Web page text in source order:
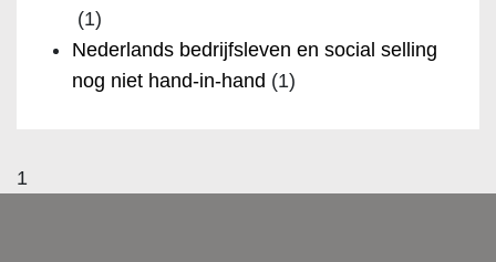
(1)
Nederlands bedrijfsleven en social selling
nog niet hand-in-hand (1)
1